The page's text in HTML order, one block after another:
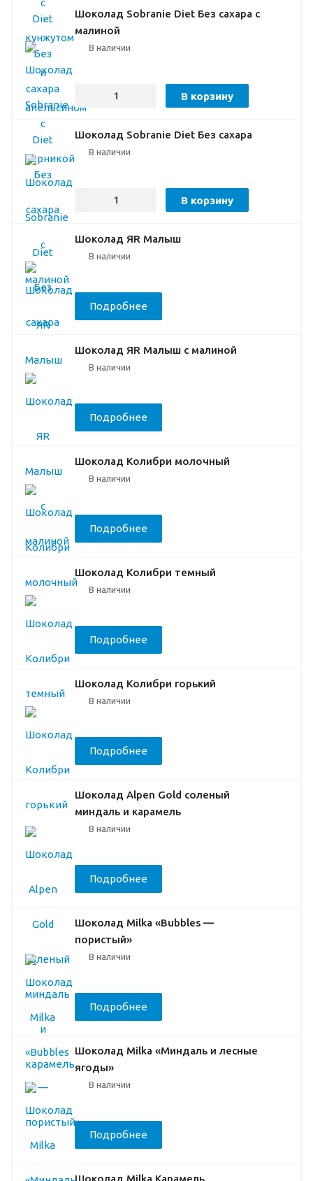
Шоколад Sobranie Diet Без сахара с
малиной
В наличии
В корзину
Шоколад Sobranie Diet Без сахара
В наличии
В корзину
Шоколад ЯR Малыш
В наличии
Подробнее
Шоколад ЯR Малыш с малиной
В наличии
Подробнее
Шоколад Колибри молочный
В наличии
Подробнее
Шоколад Колибри темный
В наличии
Подробнее
Шоколад Колибри горький
В наличии
Подробнее
Шоколад Alpen Gold соленый
миндаль и карамель
В наличии
Подробнее
Шоколад Milka «Bubbles —
пористый»
В наличии
Подробнее
Шоколад Milka «Миндаль и лесные
ягоды»
В наличии
Подробнее
Шоколад Milka Карамель